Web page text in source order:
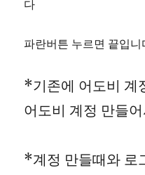
다
파란버튼 누르면 끝입니
*기존에 어도비 계
어도비 계정 만들
*계정 만들때와 로